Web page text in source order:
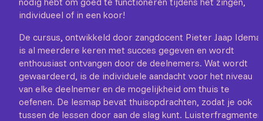
individueel of in een koor!
De cursus, ontwikkeld door zangdocent Pieter Jaap Idema,
is al meerdere keren met succes gegeven en wordt
enthousiast ontvangen door de deelnemers. Wat wordt
gewaardeerd, is de individuele aandacht voor het niveau
van elke deelnemer en de mogelijkheid om thuis te
oefenen. De lesmap bevat thuisopdrachten, zodat je ook
tussen de lessen door aan de slag kunt. Luisterfragmenten